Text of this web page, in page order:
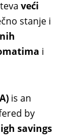
veći
stanje i
i
is an
by
savings